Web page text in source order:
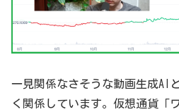
一見関係なさそうな動画生成AI
く関係しています。仮想通貨「